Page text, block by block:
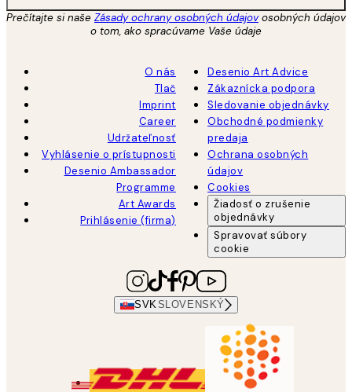
Prečítajte si naše Zásady ochrany osobných údajovosobných údajov
o tom, ako spracúvame Vaše údaje
O nás
Tlač
Imprint
Career
Udržateľnosť
Vyhlásenie o prístupnosti
Desenio Ambassador
Programme
Art Awards
Prihlásenie (firma)
Desenio Art Advice
Zákaznícka podpora
Sledovanie objednávky
Obchodné podmienky
predaja
Ochrana osobných
údajov
Cookies
Žiadosť o zrušenie
objednávky
Spravovať súbory
cookie
SVKSLOVENSKÝ